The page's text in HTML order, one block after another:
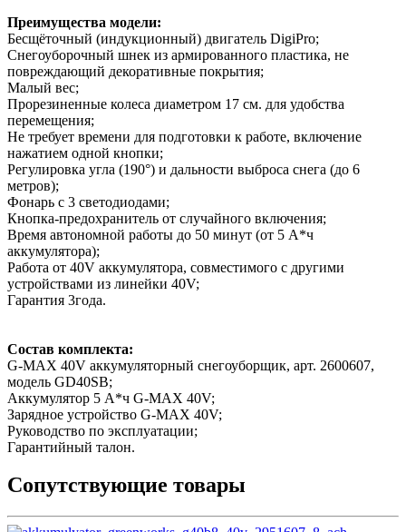
Преимущества модели:
Бесщёточный (индукционный) двигатель DigiPro;
Снегоуборочный шнек из армированного пластика, не
повреждающий декоративные покрытия;
Малый вес;
Прорезиненные колеса диаметром 17 см. для удобства
перемещения;
Не требует времени для подготовки к работе, включение
нажатием одной кнопки;
Регулировка угла (190°) и дальности выброса снега (до 6
метров);
Фонарь с 3 светодиодами;
Кнопка-предохранитель от случайного включения;
Время автономной работы до 50 минут (от 5 A*ч
аккумулятора);
Работа от 40V аккумулятора, совместимого с другими
устройствами из линейки 40V;
Гарантия 3года.
Состав комплекта:
G-MAX 40V аккумуляторный снегоуборщик, арт. 2600607,
модель GD40SB;
Аккумулятор 5 А*ч G-MAX 40V;
Зарядное устройство G-MAX 40V;
Руководство по эксплуатации;
Гарантийный талон.
Сопутствующие товары